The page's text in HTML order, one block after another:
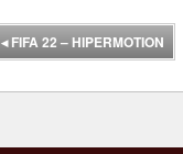
◂FIFA 22 – HIPERMOTION